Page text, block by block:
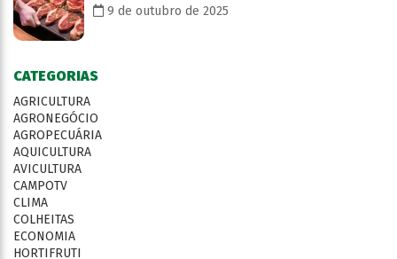
9 de outubro de 2025
CATEGORIAS
AGRICULTURA
AGRONEGÓCIO
AGROPECUÁRIA
AQUICULTURA
AVICULTURA
CAMPOTV
CLIMA
COLHEITAS
ECONOMIA
HORTIFRUTI